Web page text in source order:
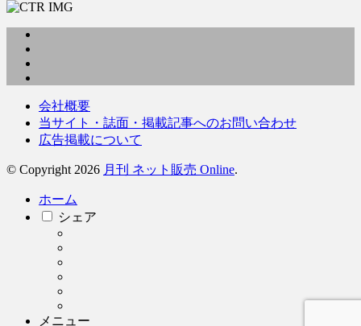
会社概要
当サイト・誌面・掲載記事へのお問い合わせ
広告掲載について
© Copyright 2026 月刊 ネット販売 Online.
ホーム
シェア
メニュー